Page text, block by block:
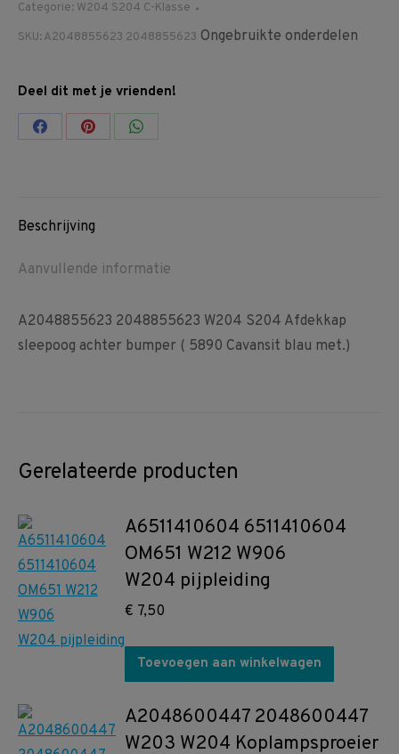
Categorie: W204 S204 C-Klasse
SKU:A2048855623 2048855623 Ongebruikte onderdelen
Deel dit met je vrienden!
Share Share Share
Beschrijving
Aanvullende informatie
A2048855623 2048855623 W204 S204 Afdekkap
sleepoog achter bumper ( 5890 Cavansit blau met.)
Gerelateerde producten
A6511410604 6511410604
OM651 W212 W906
W204 pijpleiding
€ 7,50
Toevoegen aan winkelwagen
A2048600447 2048600447
W203 W204 Koplampsproeier